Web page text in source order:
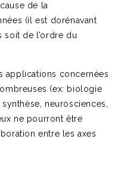
de la
(il est dorénavant
soit de l’ordre du
applications concernées
(ex: biologie
neurosciences,
ne pourront être
entre les axes